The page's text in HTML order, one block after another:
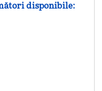
disponibile: